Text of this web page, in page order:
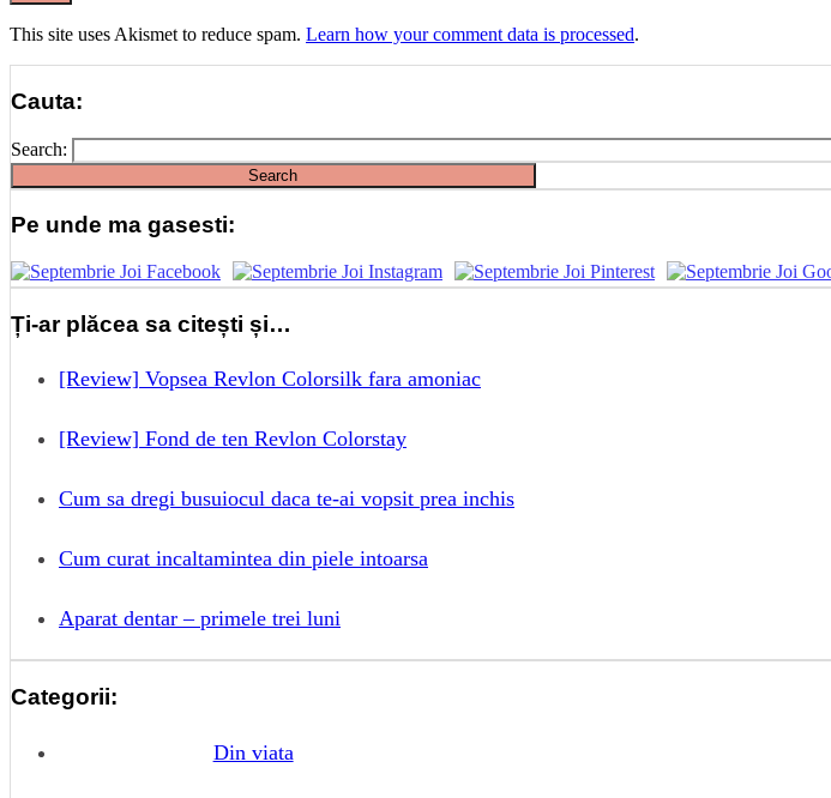
This site uses Akismet to reduce spam. Learn how your comment data is processed.
Cauta:
Search:
Pe unde ma gasesti:
Ți-ar plăcea sa citești și…
[Review] Vopsea Revlon Colorsilk fara amoniac
[Review] Fond de ten Revlon Colorstay
Cum sa dregi busuiocul daca te-ai vopsit prea inchis
Cum curat incaltamintea din piele intoarsa
Aparat dentar – primele trei luni
Categorii:
Din viata